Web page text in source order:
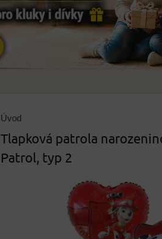
Úvod
Tlapková patrola
Patrol, typ 2